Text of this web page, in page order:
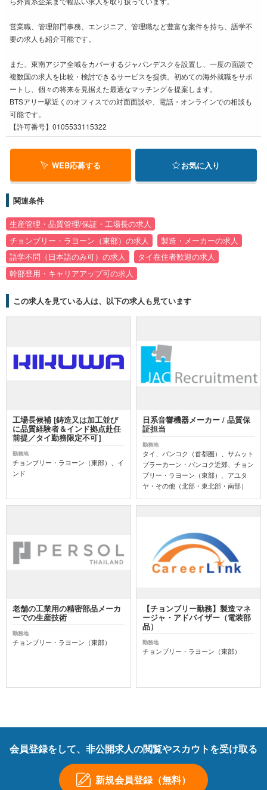
営業職、管理部門事務、エンジニア、管理職など豊富な案件を持ち、語学不
要の求人も紹介可能です。
また、東南アジア全域をカバーするジャパンデスクを設置し、一度の面談で
複数国の求人を比較・検討できるサービスを提供。初めての海外就職をサポ
ートし、個々の将来を見据えた最適なマッチングを提案します。
BTSアリー駅近くのオフィスでの対面面談や、電話・オンラインでの相談も
可能です。
【許可番号】0105533115322
WEB応募する お気に入り
関連条件
生産管理・品質管理/保証・工場長の求人
チョンブリー・ラヨーン（東部）の求人
製造・メーカーの求人
語学不問（日本語のみ可）の求人
タイ在住者歓迎の求人
幹部登用・キャリアアップ可の求人
この求人を見ている人は、以下の求人も見ています
工場長候補 [鋳造又は加工並び
に品質経験者＆インド拠点赴任
前提／タイ勤務限定不可］
勤務地
チョンブリー・ラヨーン（東部）、イ
ンド
日系音響機器メーカー / 品質保
証担当
勤務地
タイ、バンコク（首都圏）、サムット
プラーカーン・バンコク近郊、チョン
ブリー・ラヨーン（東部）、アユタ
ヤ・その他（北部・東北部・南部）
老舗の工業用の精密部品メーカ
ーでの生産技術
勤務地
チョンブリー・ラヨーン（東部）
【チョンブリー勤務】製造マネ
ージャ・アドバイザー（電装部
品）
勤務地
チョンブリー・ラヨーン（東部）
会員登録をして、非公開求人の閲覧やスカウトを受け取る
新規会員登録（無料）